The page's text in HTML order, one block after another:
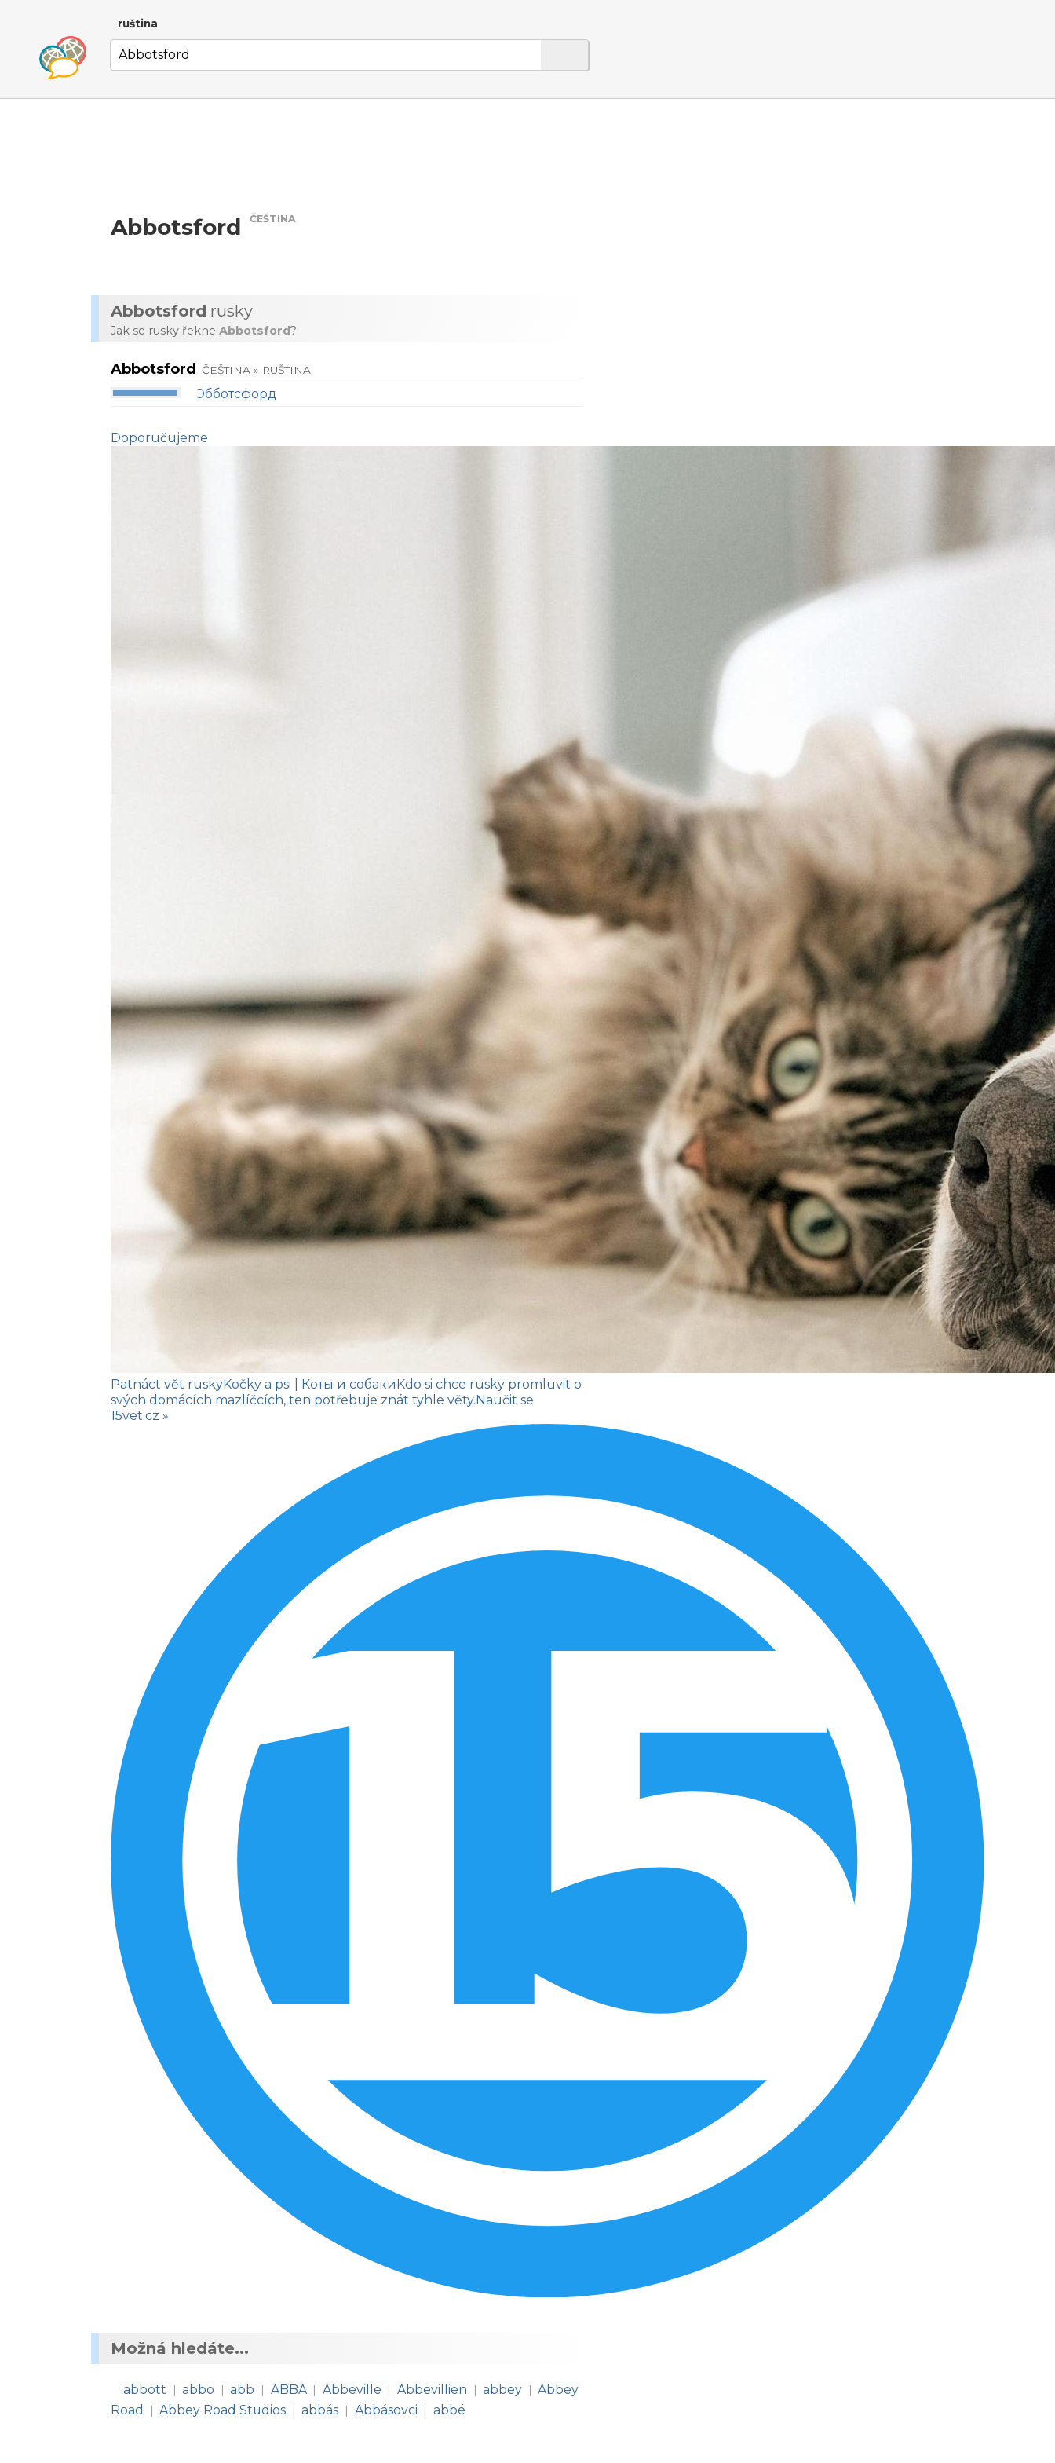
ruština
Abbotsford ČEŠTINA
Abbotsford rusky
Jak se rusky řekne Abbotsford?
Abbotsford ČEŠTINA » RUŠTINA
Эбботсфорд
Doporučujeme
Patnáct vět ruskyKočky a psi | Коты и собакиKdo si chce rusky promluvit o
svých domácích mazlíčcích, ten potřebuje znát tyhle věty.Naučit se
15vet.cz »
Možná hledáte...
abbott | abbo | abb | ABBA | Abbeville | Abbevillien | abbey | Abbey
Road
| Abbey Road Studios | abbás | Abbásovci | abbé